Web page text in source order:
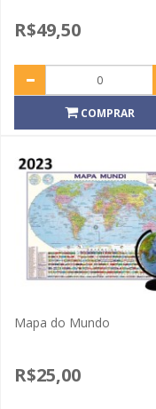
R$49,50
COMPRAR
Mapa do Mundo
R$25,00